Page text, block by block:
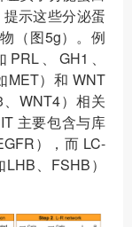
示这些分泌蛋
（图5g）。例
、GH1、
MET）和 WNT
WNT4）相关
主要包含与库
），而 LC-
、FSHB）